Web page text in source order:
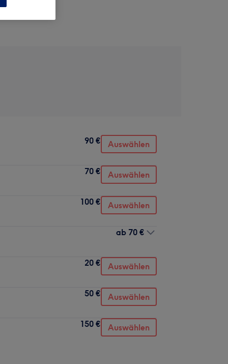
90 € Auswählen
70 € Auswählen
100 € Auswählen
ab 70 €
20 € Auswählen
50 € Auswählen
150 € Auswählen